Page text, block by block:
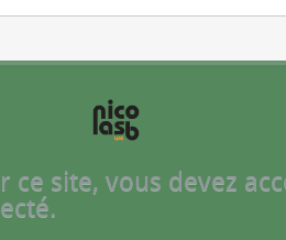
site, vous devez